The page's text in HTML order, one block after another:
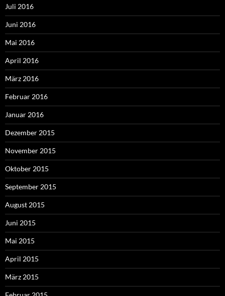
Juli 2016
Juni 2016
Mai 2016
April 2016
März 2016
Februar 2016
Januar 2016
Dezember 2015
November 2015
Oktober 2015
September 2015
August 2015
Juni 2015
Mai 2015
April 2015
März 2015